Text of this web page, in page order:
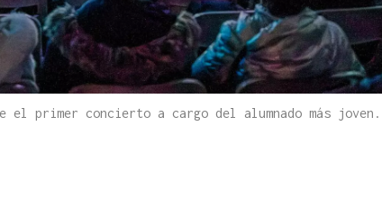
el primer concierto a cargo del alumnado más joven.